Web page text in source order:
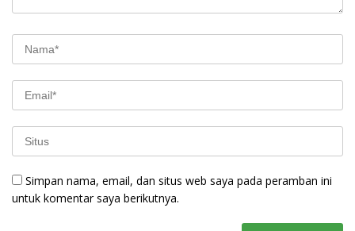
Simpan nama, email, dan situs web saya pada peramban ini
untuk komentar saya berikutnya.